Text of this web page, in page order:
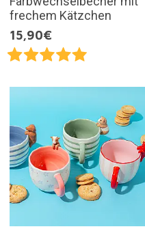
frechem Kätzchen
15,90€